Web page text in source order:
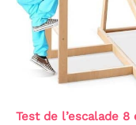
Test de l’escalade 8